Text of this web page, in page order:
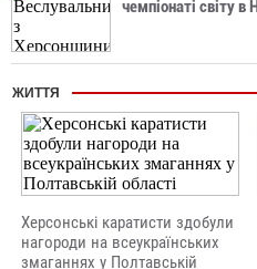
чемпіонаті світу в
ЖИТТЯ
Херсонські каратисти здобули
нагороди на всеукраїнських
змаганнях у Полтавській